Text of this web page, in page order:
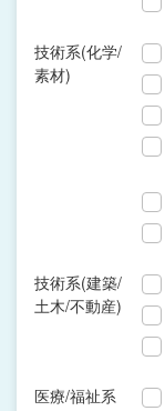
技術系(化学/
素材)
技術系(建築/
土木/不動産)
医療/福祉系